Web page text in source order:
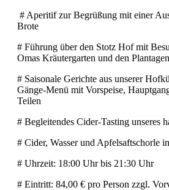
# Aperitif zur Begrüßung mit einer
Brote
# Führung über den Stotz Hof mit
Omas Kräutergarten und den Plantagen
# Saisonale Gerichte aus unserer
Gänge-Menü mit Vorspeise,
Teilen
# Begleitendes Cider-Tasting unseres
# Cider, Wasser und
# Uhrzeit: 18:00 Uhr bis 21:30
# Eintritt: 84,00 € pro Person zzgl.